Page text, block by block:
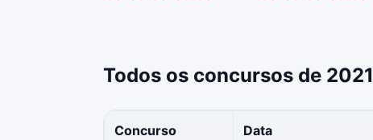
Todos os concursos de 2021
Concurso Data